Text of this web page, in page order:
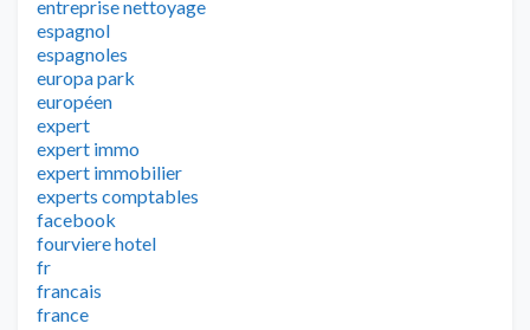
entreprise nettoyage
espagnol
espagnoles
europa park
européen
expert
expert immo
expert immobilier
experts comptables
facebook
fourviere hotel
fr
francais
france